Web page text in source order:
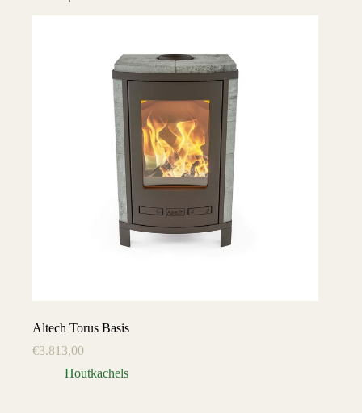
Altech Torus Basis
€3.813,00
Houtkachels